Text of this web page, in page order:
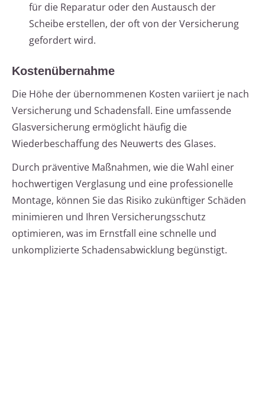
für die Reparatur oder den Austausch der
Scheibe erstellen, der oft von der Versicherung
gefordert wird.
Kostenübernahme
Die Höhe der übernommenen Kosten variiert je nach
Versicherung und Schadensfall. Eine umfassende
Glasversicherung ermöglicht häufig die
Wiederbeschaffung des Neuwerts des Glases.
Durch präventive Maßnahmen, wie die Wahl einer
hochwertigen Verglasung und eine professionelle
Montage, können Sie das Risiko zukünftiger Schäden
minimieren und Ihren Versicherungsschutz
optimieren, was im Ernstfall eine schnelle und
unkomplizierte Schadensabwicklung begünstigt.